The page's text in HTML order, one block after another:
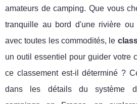
amateurs de camping. Que vous
tranquille au bord d'une rivière ou
avec toutes les commodités, le
un outil essentiel pour guider votre
ce classement est-il déterminé ?
dans les détails du système